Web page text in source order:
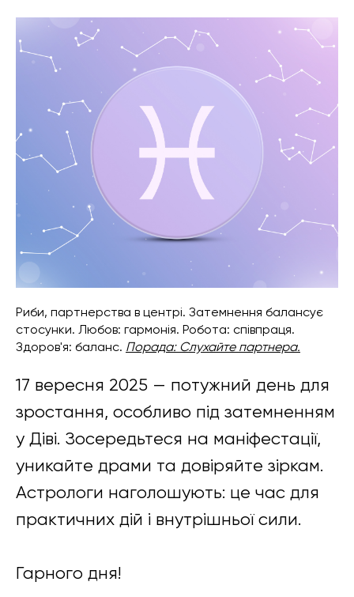
Риби, партнерства в центрі. Затемнення балансує
стосунки. Любов: гармонія. Робота: співпраця.
Здоров'я: баланс. Порада: Слухайте партнера.
17 вересня 2025 — потужний день для
зростання, особливо під затемненням
у Діві. Зосередьтеся на маніфестації,
уникайте драми та довіряйте зіркам.
Астрологи наголошують: це час для
практичних дій і внутрішньої сили.
Гарного дня!